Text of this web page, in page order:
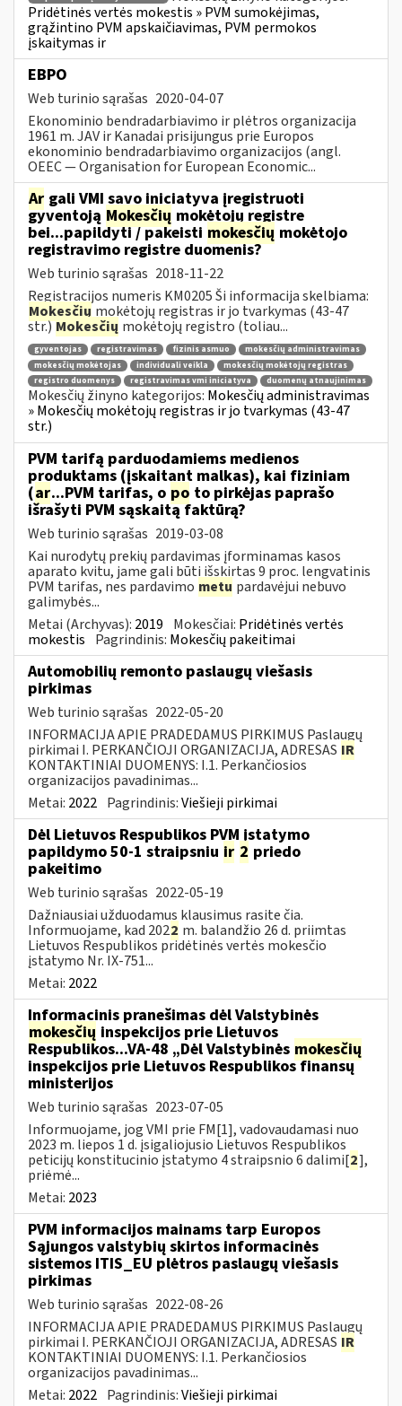
Pridėtinės vertės mokestis » PVM sumokėjimas,
grąžintino PVM apskaičiavimas, PVM permokos
įskaitymas ir
EBPO
Web turinio sąrašas 2020-04-07
Ekonominio bendradarbiavimo ir plėtros organizacija
1961 m. JAV ir Kanadai prisijungus prie Europos
ekonominio bendradarbiavimo organizacijos (angl.
OEEC — Organisation for European Economic...
Ar gali VMI savo iniciatyva įregistruoti
gyventoją Mokesčių mokėtojų registre
bei...papildyti / pakeisti mokesčių mokėtojo
registravimo registre duomenis?
Web turinio sąrašas 2018-11-22
Registracijos numeris KM0205 Ši informacija skelbiama:
Mokesčių mokėtojų registras ir jo tvarkymas (43-47
str.)Mokesčių mokėtojų registro (toliau...
gyventojas registravimas fizinis asmuo
mokesčių administravimas
mokesčių mokėtojas
individuali veikla
mokesčių mokėtojų registras
registro duomenys
registravimas vmi iniciatyva duomenų atnaujinimas
Mokesčių žinyno kategorijos: Mokesčių administravimas
» Mokesčių mokėtojų registras ir jo tvarkymas (43-47
str.)
PVM tarifą parduodamiems medienos
produktams (įskaitant malkas), kai fiziniam
(ar...PVM tarifas, o po to pirkėjas paprašo
išrašyti PVM sąskaitą faktūrą?
Web turinio sąrašas 2019-03-08
Kai nurodytų prekių pardavimas įforminamas kasos
aparato kvitu, jame gali būti išskirtas 9 proc. lengvatinis
PVM tarifas, nes pardavimo metu pardavėjui nebuvo
galimybės...
Metai (Archyvas): 2019 Mokesčiai: Pridėtinės vertės
mokestis Pagrindinis: Mokesčių pakeitimai
Automobilių remonto paslaugų viešasis
pirkimas
Web turinio sąrašas 2022-05-20
INFORMACIJA APIE PRADEDAMUS PIRKIMUS Paslaugų
pirkimai I. PERKANČIOJI ORGANIZACIJA, ADRESAS IR
KONTAKTINIAI DUOMENYS: I.1. Perkančiosios
organizacijos pavadinimas...
Metai: 2022 Pagrindinis:Viešieji pirkimai
Dėl Lietuvos Respublikos PVM įstatymo
papildymo 50-1 straipsniu ir 2 priedo
pakeitimo
Web turinio sąrašas 2022-05-19
Dažniausiai užduodamus klausimus rasite čia.
Informuojame, kad 2022 m. balandžio 26 d. priimtas
Lietuvos Respublikos pridėtinės vertės mokesčio
įstatymo Nr. IX-751...
Metai: 2022
Informacinis pranešimas dėl Valstybinės
mokesčių inspekcijos prie Lietuvos
Respublikos...VA-48 „Dėl Valstybinės mokesčių
inspekcijos prie Lietuvos Respublikos finansų
ministerijos
Web turinio sąrašas 2023-07-05
Informuojame, jog VMI prie FM[1], vadovaudamasi nuo
2023 m. liepos 1 d. įsigaliojusio Lietuvos Respublikos
peticijų konstitucinio įstatymo 4 straipsnio 6 dalimi[2],
priėmė...
Metai: 2023
PVM informacijos mainams tarp Europos
Sąjungos valstybių skirtos informacinės
sistemos ITIS_EU plėtros paslaugų viešasis
pirkimas
Web turinio sąrašas 2022-08-26
INFORMACIJA APIE PRADEDAMUS PIRKIMUS Paslaugų
pirkimai I. PERKANČIOJI ORGANIZACIJA, ADRESAS IR
KONTAKTINIAI DUOMENYS: I.1. Perkančiosios
organizacijos pavadinimas...
Metai: 2022 Pagrindinis:Viešieji pirkimai